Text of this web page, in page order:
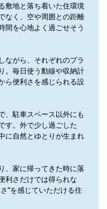
敷地と落ち着いた住環境
なく、空や周囲との距離
間を心地よく過ごせそう
ながら、それぞれのプラ
。毎日使う動線や収納計
ら便利さを感じられる設
、駐車スペース以外にも
す。外で少し過ごした
に自然とゆとりが生まれ
、家に帰ってきた時に落
利さだけでは得られな
”を感じていただける住